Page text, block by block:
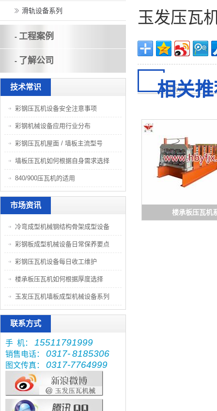
玉发压瓦
相关
楼承板压瓦机
滑轨设备系列
- 工程案例
- 了解公司
技术常识
彩钢压瓦机设备安全注意事项
彩钢机械设备应用行业分布
彩钢压瓦机屋面 / 墙板主流型号
墙板压瓦机如何根据自身需求选择
840/900压瓦机的适用
市场资讯
冷弯成型机械钢结构骨架成型设备
彩钢板成型机械设备日常保养要点
彩钢压瓦机设备每日收工维护
楼承板压瓦机如何根据厚度选择
玉发压瓦机墙板成型机械设备系列
联系方式
手 机： 15511791999
销售电话： 0317-8185306
图文传真： 0317-7764999